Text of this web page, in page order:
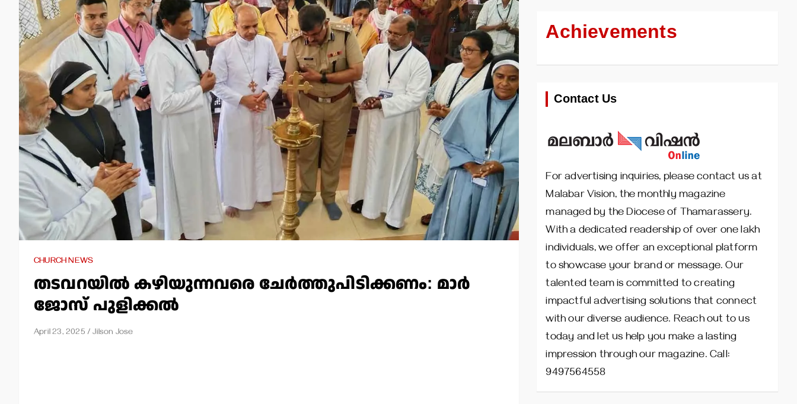
CHURCH NEWS
തടവറയില്‍ കഴിയുന്നവരെ ചേര്‍ത്തുപിടിക്കണം: മാര്‍
ജോസ് പുളിക്കല്‍
April 23, 2025 Jilson Jose
Achievements
Contact Us
For advertising inquiries, please contact us at
Malabar Vision, the monthly magazine
managed by the Diocese of Thamarassery.
With a dedicated readership of over one lakh
individuals, we offer an exceptional platform
to showcase your brand or message. Our
talented team is committed to creating
impactful advertising solutions that connect
with our diverse audience. Reach out to us
today and let us help you make a lasting
impression through our magazine. Call:
9497564558